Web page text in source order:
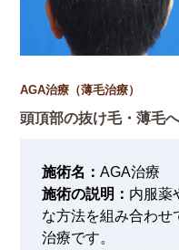
AGA治療（薄毛治療）
頭頂部の抜け毛・薄毛
施術名：AGA治療
施術の説明： 内服薬
な方法を組み合わせ
治療です。